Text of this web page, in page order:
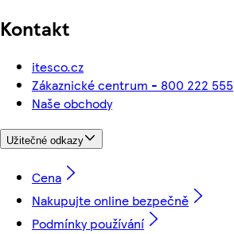
Kontakt
itesco.cz
Zákaznické centrum - 800 222 555
Naše obchody
Užitečné odkazy
Cena
Nakupujte online bezpečně
Podmínky používání